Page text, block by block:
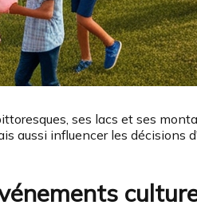
ses lacs et ses
aussi influencer les